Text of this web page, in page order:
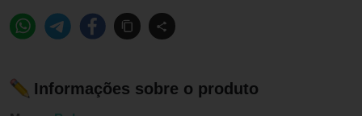
Informações sobre o produto